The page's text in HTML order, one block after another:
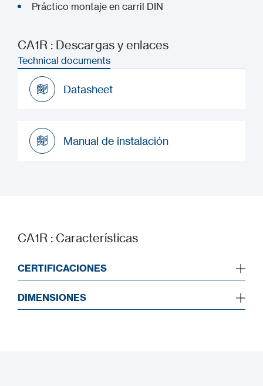
Práctico montaje en carril DIN
CA1R : Descargas y enlaces
Technical documents
Datasheet
Manual de instalación
CA1R : Características
CERTIFICACIONES
DIMENSIONES